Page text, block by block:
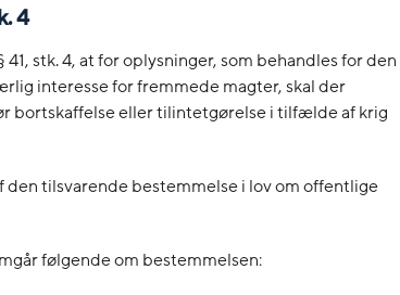
4
stk. 4, at for oplysninger, som behandles for den
interesse for fremmede magter, skal der
bortskaffelse eller tilintetgørelse i tilfælde af krig
tilsvarende bestemmelse i lov om offentlige
følgende om bestemmelsen: